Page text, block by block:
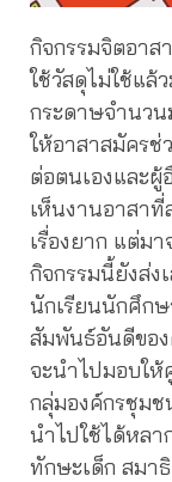
กิจกรรมจิตอาส
ใช้วัสดุไม่ใช้แล้
กระดาษจำนวน
ให้อาสาสมัครช่
ต่อตนเองและผู้
เห็นงานอาสา
เรื่องยาก แต่ม
กิจกรรมนี้ยังส่ง
นักเรียนนักศึกษ
สัมพันธ์อันดีขอ
จะนำไปมอบใ
กลุ่มองค์กรชุม
นำไปใช้ได้หล
ทักษะเด็ก สมา